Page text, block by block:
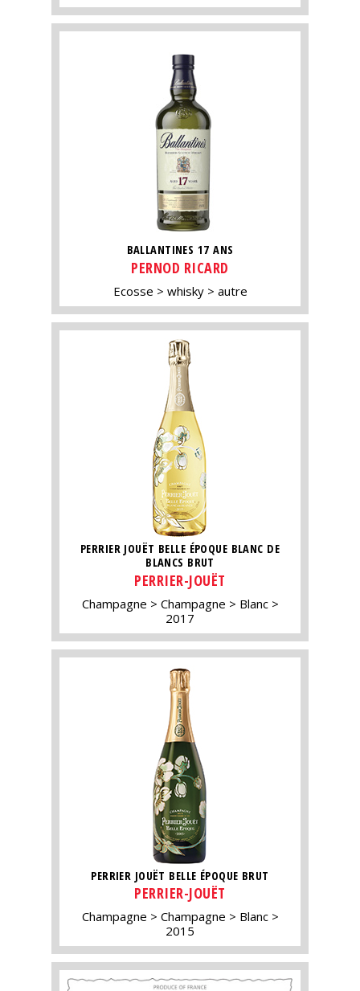
BALLANTINES 17 ANS
PERNOD RICARD
Ecosse whisky autre
PERRIER JOUËT BELLE ÉPOQUE BLANC DE
BLANCS BRUT
PERRIER-JOUËT
Champagne Champagne
Blanc
2017
PERRIER JOUËT BELLE ÉPOQUE BRUT
PERRIER-JOUËT
Champagne Champagne
Blanc
2015